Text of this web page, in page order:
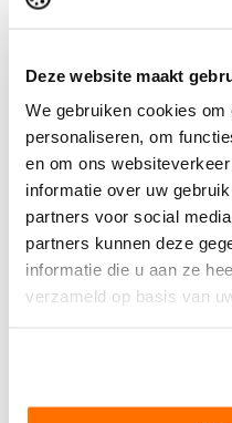
Deze website maakt
We gebruiken cookies
personaliseren, om
en om ons
informatie over uw
partners voor social
partners kunnen deze
informatie die u aan ze
verzameld op basis van
80x41x38cm
Ne pèse que 2,5 kg
Poignées en plastique
plateau en métal
Spécifications
Garantie
Âge
Matériau
Marque
Dimensions LxlxH
Voir toutes les